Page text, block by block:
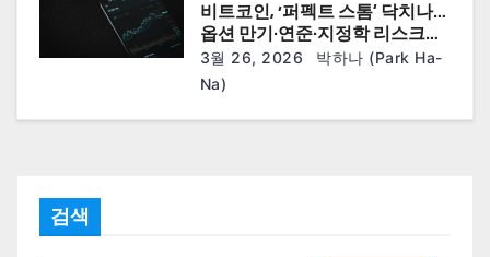
비트코인, ‘퍼펙트 스톰’ 닥치나…
옵션 만기·연준·지정학 리스크에
흔들리는 시장
3월 26, 2026
박하나 (Park Ha-
Na)
검색